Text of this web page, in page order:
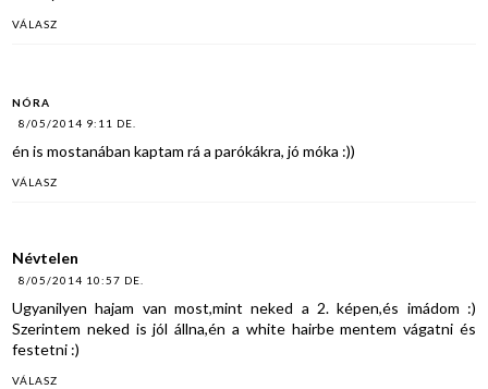
VÁLASZ
NÓRA
8/05/2014 9:11 DE.
én is mostanában kaptam rá a parókákra, jó móka :))
VÁLASZ
Névtelen
8/05/2014 10:57 DE.
Ugyanilyen hajam van most,mint neked a 2. képen,és imádom :)
Szerintem neked is jól állna,én a white hairbe mentem vágatni és
festetni :)
VÁLASZ